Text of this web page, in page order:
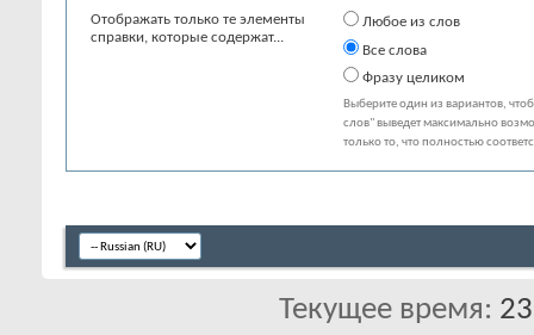
Отображать только те элементы
справки, которые содержат...
Любое из слов
Все слова
Фразу целиком
Выберите один из вариантов,
слов" выведет максимально
только то, что полностью
Текущее время: